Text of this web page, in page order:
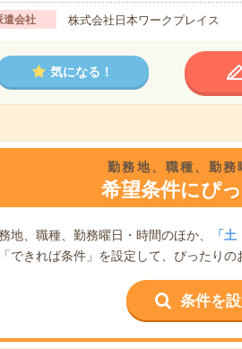
遣会社 株式会社日本ワークプレイス
気になる！
勤務地、職種、勤
希望条件にぴ
地、職種、勤務曜日・時間のほか、 「
できれば条件」を設定して、ぴったりの
条件を